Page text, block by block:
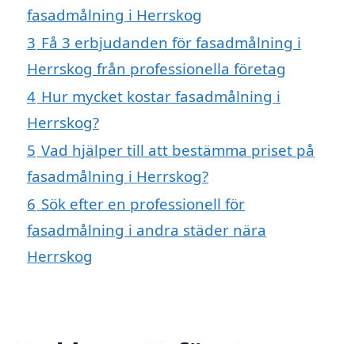
fasadmålning i Herrskog
3 Få 3 erbjudanden för fasadmålning i
Herrskog från professionella företag
4 Hur mycket kostar fasadmålning i
Herrskog?
5 Vad hjälper till att bestämma priset på
fasadmålning i Herrskog?
6 Sök efter en professionell för
fasadmålning i andra städer nära
Herrskog